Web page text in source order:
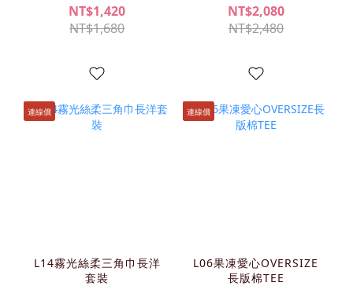
NT$1,420
NT$1,680
NT$2,080
NT$2,480
連線價
L14霧光絲柔三角巾長洋
套裝
連線價
L06果凍愛心OVERSIZE
長版棉TEE